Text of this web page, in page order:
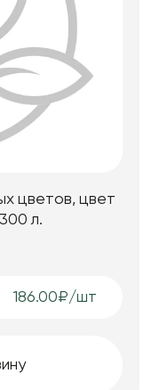
цветов, цвет
л.
186.00₽/шт